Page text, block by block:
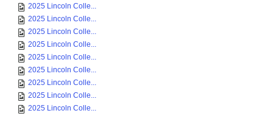
2025 Lincoln Colle...
2025 Lincoln Colle...
2025 Lincoln Colle...
2025 Lincoln Colle...
2025 Lincoln Colle...
2025 Lincoln Colle...
2025 Lincoln Colle...
2025 Lincoln Colle...
2025 Lincoln Colle...